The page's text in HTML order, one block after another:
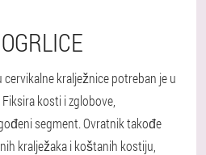
kralježnice potreban je u
kosti i zglobove,
segment. Ovratnik takođe
kralježaka i koštanih kostiju,